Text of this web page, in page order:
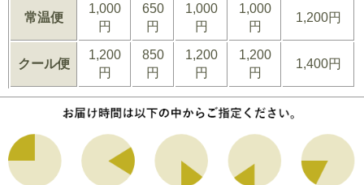
常温便
1,000
円
650
円
1,000
円
1,000
円
1,200円
クール便
1,200
円
850
円
1,200
円
1,200
円
1,400円